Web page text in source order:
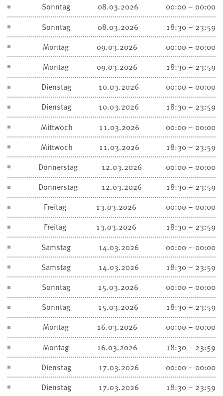
Sonntag
08.03.2026
00:00 – 00:00
Sonntag
08.03.2026
18:30 – 23:59
Montag
09.03.2026
00:00 – 00:00
Montag
09.03.2026
18:30 – 23:59
Dienstag
10.03.2026
00:00 – 00:00
Dienstag
10.03.2026
18:30 – 23:59
Mittwoch
11.03.2026
00:00 – 00:00
Mittwoch
11.03.2026
18:30 – 23:59
Donnerstag
12.03.2026
00:00 – 00:00
Donnerstag
12.03.2026
18:30 – 23:59
Freitag
13.03.2026
00:00 – 00:00
Freitag
13.03.2026
18:30 – 23:59
Samstag
14.03.2026
00:00 – 00:00
Samstag
14.03.2026
18:30 – 23:59
Sonntag
15.03.2026
00:00 – 00:00
Sonntag
15.03.2026
18:30 – 23:59
Montag
16.03.2026
00:00 – 00:00
Montag
16.03.2026
18:30 – 23:59
Dienstag
17.03.2026
00:00 – 00:00
Dienstag
17.03.2026 18:30 – 23:59